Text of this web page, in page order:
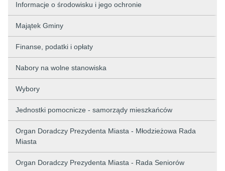
Informacje o środowisku i jego ochronie
Majątek Gminy
Finanse, podatki i opłaty
Nabory na wolne stanowiska
Wybory
Jednostki pomocnicze - samorządy mieszkańców
Organ Doradczy Prezydenta Miasta - Młodzieżowa Rada
Miasta
Organ Doradczy Prezydenta Miasta - Rada Seniorów